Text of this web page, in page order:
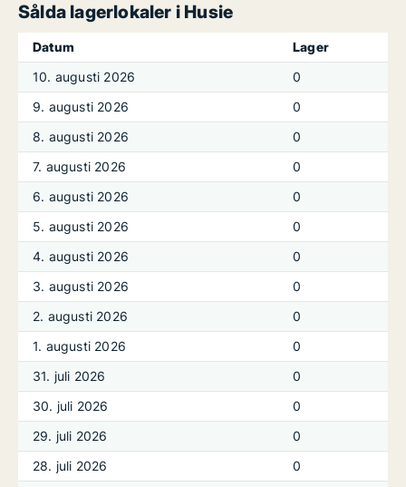
Sålda lagerlokaler i Husie
Datum
Lager
10. augusti 2026
0
9. augusti 2026
0
8. augusti 2026
0
7. augusti 2026
0
6. augusti 2026
0
5. augusti 2026
0
4. augusti 2026
0
3. augusti 2026
0
2. augusti 2026
0
1. augusti 2026
0
31. juli 2026
0
30. juli 2026
0
29. juli 2026
0
28. juli 2026
0